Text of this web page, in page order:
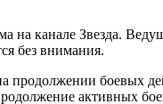
на канале Звезда.
без внимания.
продолжении боевых
активных